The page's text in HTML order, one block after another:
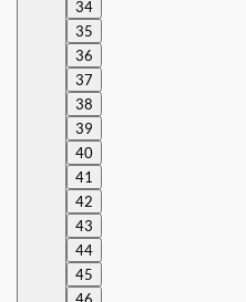
34
35
36
37
38
39
40
41
42
43
44
45